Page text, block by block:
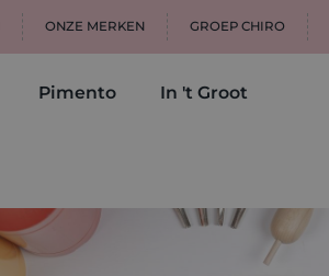
ONZE MERKEN GROEP CHIRO
Pimento In 't Groot